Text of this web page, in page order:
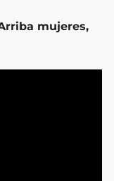
mujeres,